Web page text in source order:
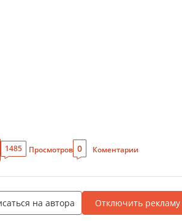
1485 Просмотров 0 Коментарии
на автора Отключить рекламу